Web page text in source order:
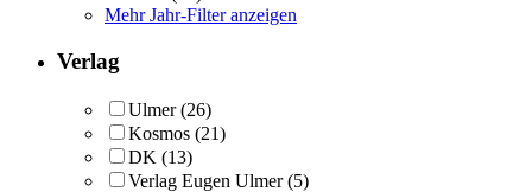
Mehr Jahr-Filter anzeigen
Verlag
Ulmer (26)
Kosmos (21)
DK (13)
Verlag Eugen Ulmer (5)